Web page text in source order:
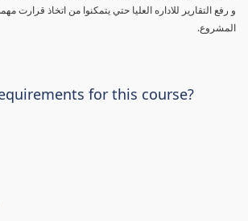
و رفع التقارير للاداره العليا حتي يتمكنوا من اتخاذ قرارت
المشروع.
for this course?